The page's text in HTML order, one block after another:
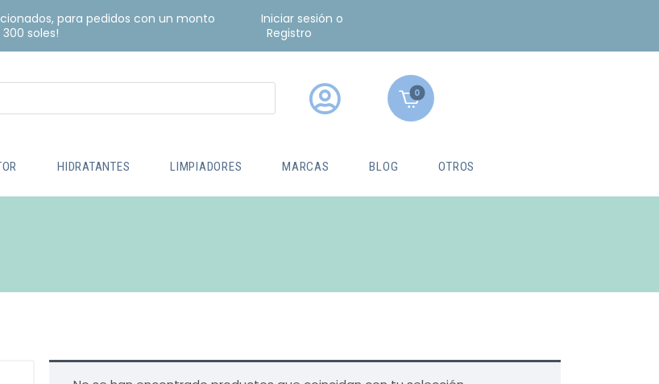
para pedidos con un monto
soles!
Iniciar sesión o
Registro
0
HIDRATANTES LIMPIADORES MARCAS BLOG OTROS